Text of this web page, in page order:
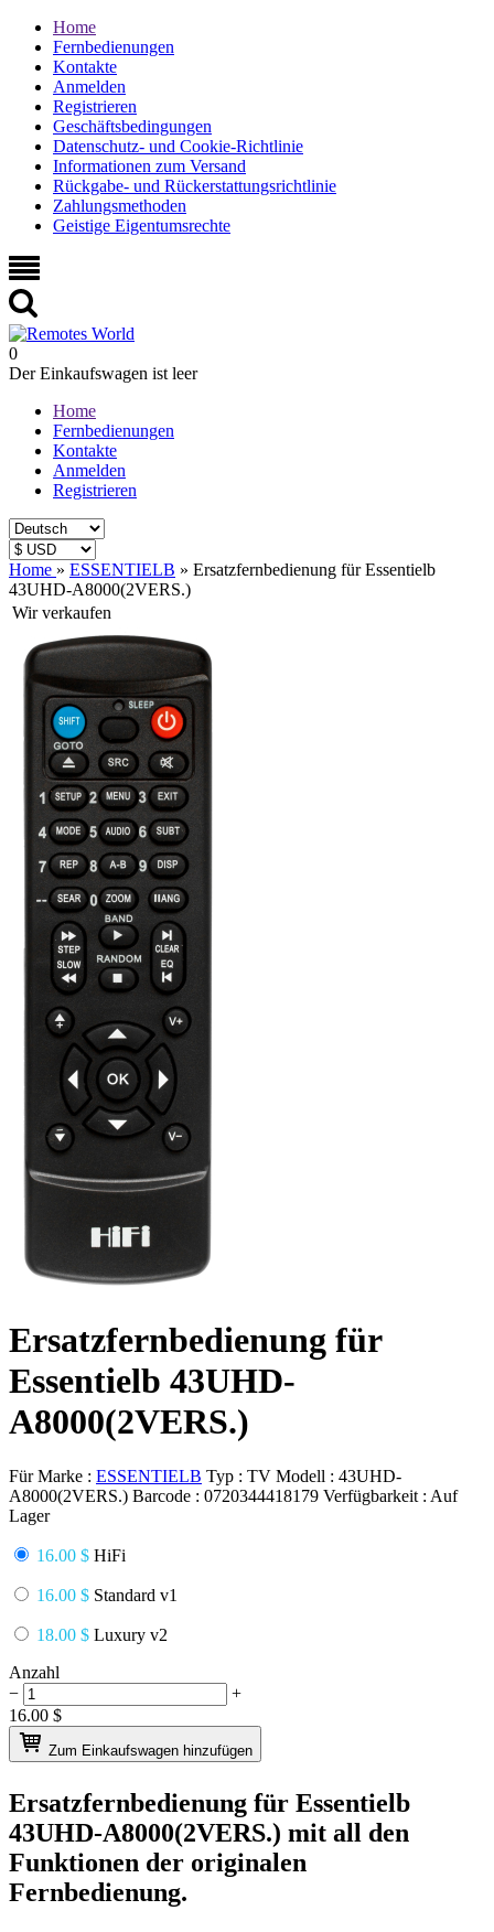
Home
Fernbedienungen
Kontakte
Anmelden
Registrieren
Geschäftsbedingungen
Datenschutz- und Cookie-Richtlinie
Informationen zum Versand
Rückgabe- und Rückerstattungsrichtlinie
Zahlungsmethoden
Geistige Eigentumsrechte
0
Der Einkaufswagen ist leer
Home
Fernbedienungen
Kontakte
Anmelden
Registrieren
Home » ESSENTIELB » Ersatzfernbedienung für Essentielb
43UHD-A8000(2VERS.)
Wir verkaufen
Ersatzfernbedienung für
Essentielb 43UHD-
A8000(2VERS.)
Für Marke : ESSENTIELB Typ : TV Modell : 43UHD-
A8000(2VERS.) Barcode : 0720344418179 Verfügbarkeit : Auf
Lager
16.00 $ HiFi
16.00 $ Standard v1
18.00 $ Luxury v2
Anzahl
−
+
16.00 $
Zum Einkaufswagen hinzufügen
Ersatzfernbedienung für Essentielb
43UHD-A8000(2VERS.) mit all den
Funktionen der originalen
Fernbedienung.